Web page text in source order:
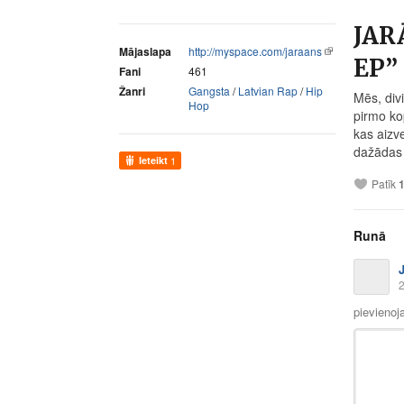
Mājaslapa http://myspace.com/jaraans
Fani 461
Žanri Gangsta /Latvian Rap/Hip
Hop
Ieteikt 1
EP”
Mēs,
pirmo
kas
Patīk
Runā